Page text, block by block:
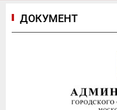
ДОКУМЕНТ